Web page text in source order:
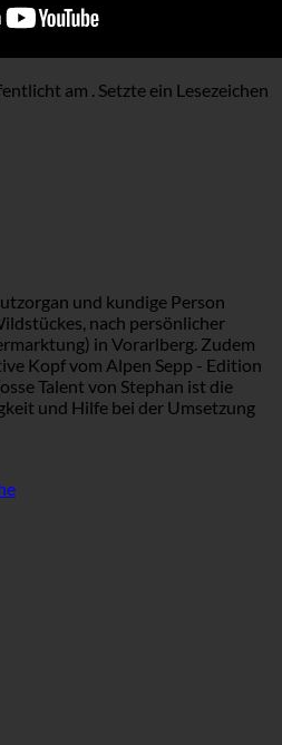
am . Setzte ein Lesezeichen
und kundige Person
nach persönlicher
in Vorarlberg. Zudem
Kopf vom Alpen Sepp - Edition
Talent von Stephan ist die
und Hilfe bei der Umsetzung